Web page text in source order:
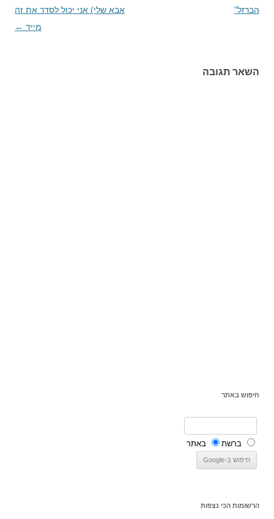
בפוסטים
הברזל"
אבא שלי) אני יכול לסדר את זה
מייד ←
השאר תגובה
חיפוש באתר
ברשת באתר
הרשומות הכי נצפות